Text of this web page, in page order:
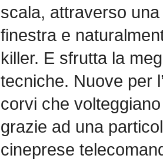
scala, attraverso
finestra e
killer. E sfrutta la
tecniche. Nuove per
corvi che
grazie ad una
cineprese